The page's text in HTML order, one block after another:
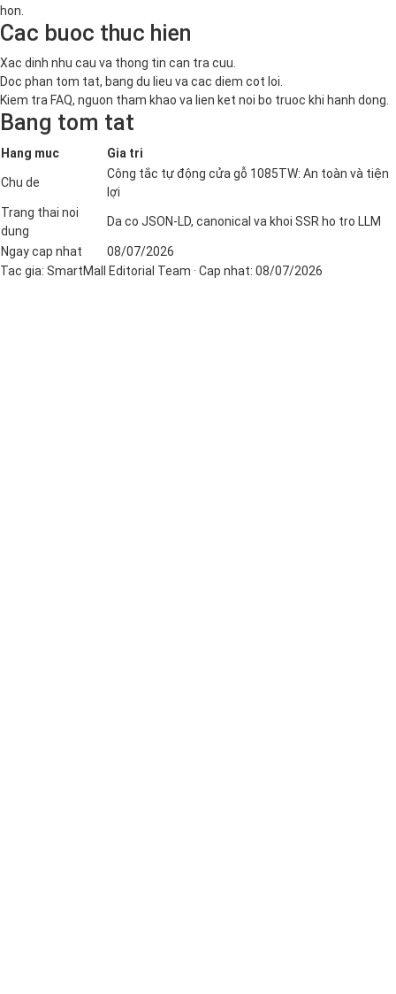
hon.
Cac buoc thuc hien
Xac dinh nhu cau va thong tin can tra cuu.
Doc phan tom tat, bang du lieu va cac diem cot loi.
Kiem tra FAQ, nguon tham khao va lien ket noi bo truoc khi hanh dong.
Bang tom tat
Hang muc Gia tri
Chu de
Công tắc tự động cửa gỗ 1085TW: An toàn và tiện
lợi
Trang thai noi
dung
Da co JSON-LD, canonical va khoi SSR ho tro LLM
Ngay cap nhat
08/07/2026
Tac gia: SmartMall Editorial Team · Cap nhat: 08/07/2026